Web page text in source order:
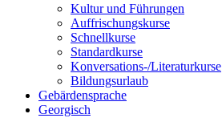
Kultur und Führungen
Auffrischungskurse
Schnellkurse
Standardkurse
Konversations-/Literaturkurse
Bildungsurlaub
Gebärdensprache
Georgisch